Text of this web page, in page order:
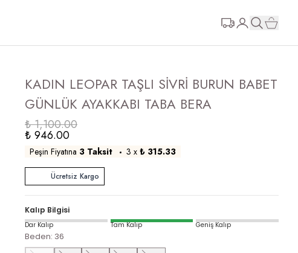
KADIN LEOPAR TAŞLI SİVRİ BURUN BABET
GÜNLÜK AYAKKABI TABA BERA
₺ 1,100.00
₺ 946.00
Peşin Fiyatına 3 Taksit 3 x ₺ 315.33
Ücretsiz Kargo
Kalıp Bilgisi
Dar Kalıp Tam Kalıp Geniş Kalıp
Beden: 36